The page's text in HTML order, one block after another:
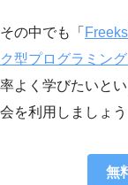
その中でも「
ク型プログラミン
率よく学びたいと
会を利用しましょう
無